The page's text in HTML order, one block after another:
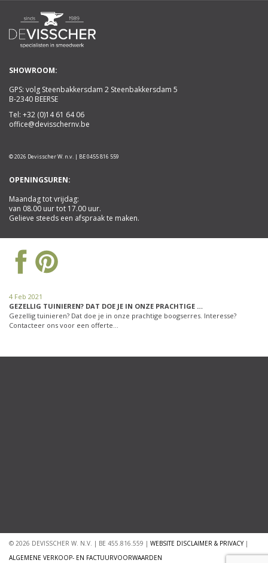
SHOWROOM:
GPS: volg Steenbakkersdam 2 Steenbakkersdam 5
B-2340 BEERSE
Tel: +32 (0)14 61 64 06
office@devisschernv.be
© 2026 Devisscher W. n.v. | BE 0455 816 559
OPENINGSUREN:
Maandag tot vrijdag:
van 08.00 uur tot 17.00 uur.
Gelieve steeds een afspraak te maken.
4 Feb 2021
GEZELLIG TUINIEREN? DAT DOE JE IN ONZE PRACHTIGE …
Gezellig tuinieren? Dat doe je in onze prachtige boogserres. Interesse?
Contacteer ons voor een offerte…
© 2026 DEVISSCHER W. N.V. | BE 455.816.559 | WEBSITE DISCLAIMER & PRIVACY |
ALGEMENE VERKOOP- EN FACTUURVOORWAARDEN